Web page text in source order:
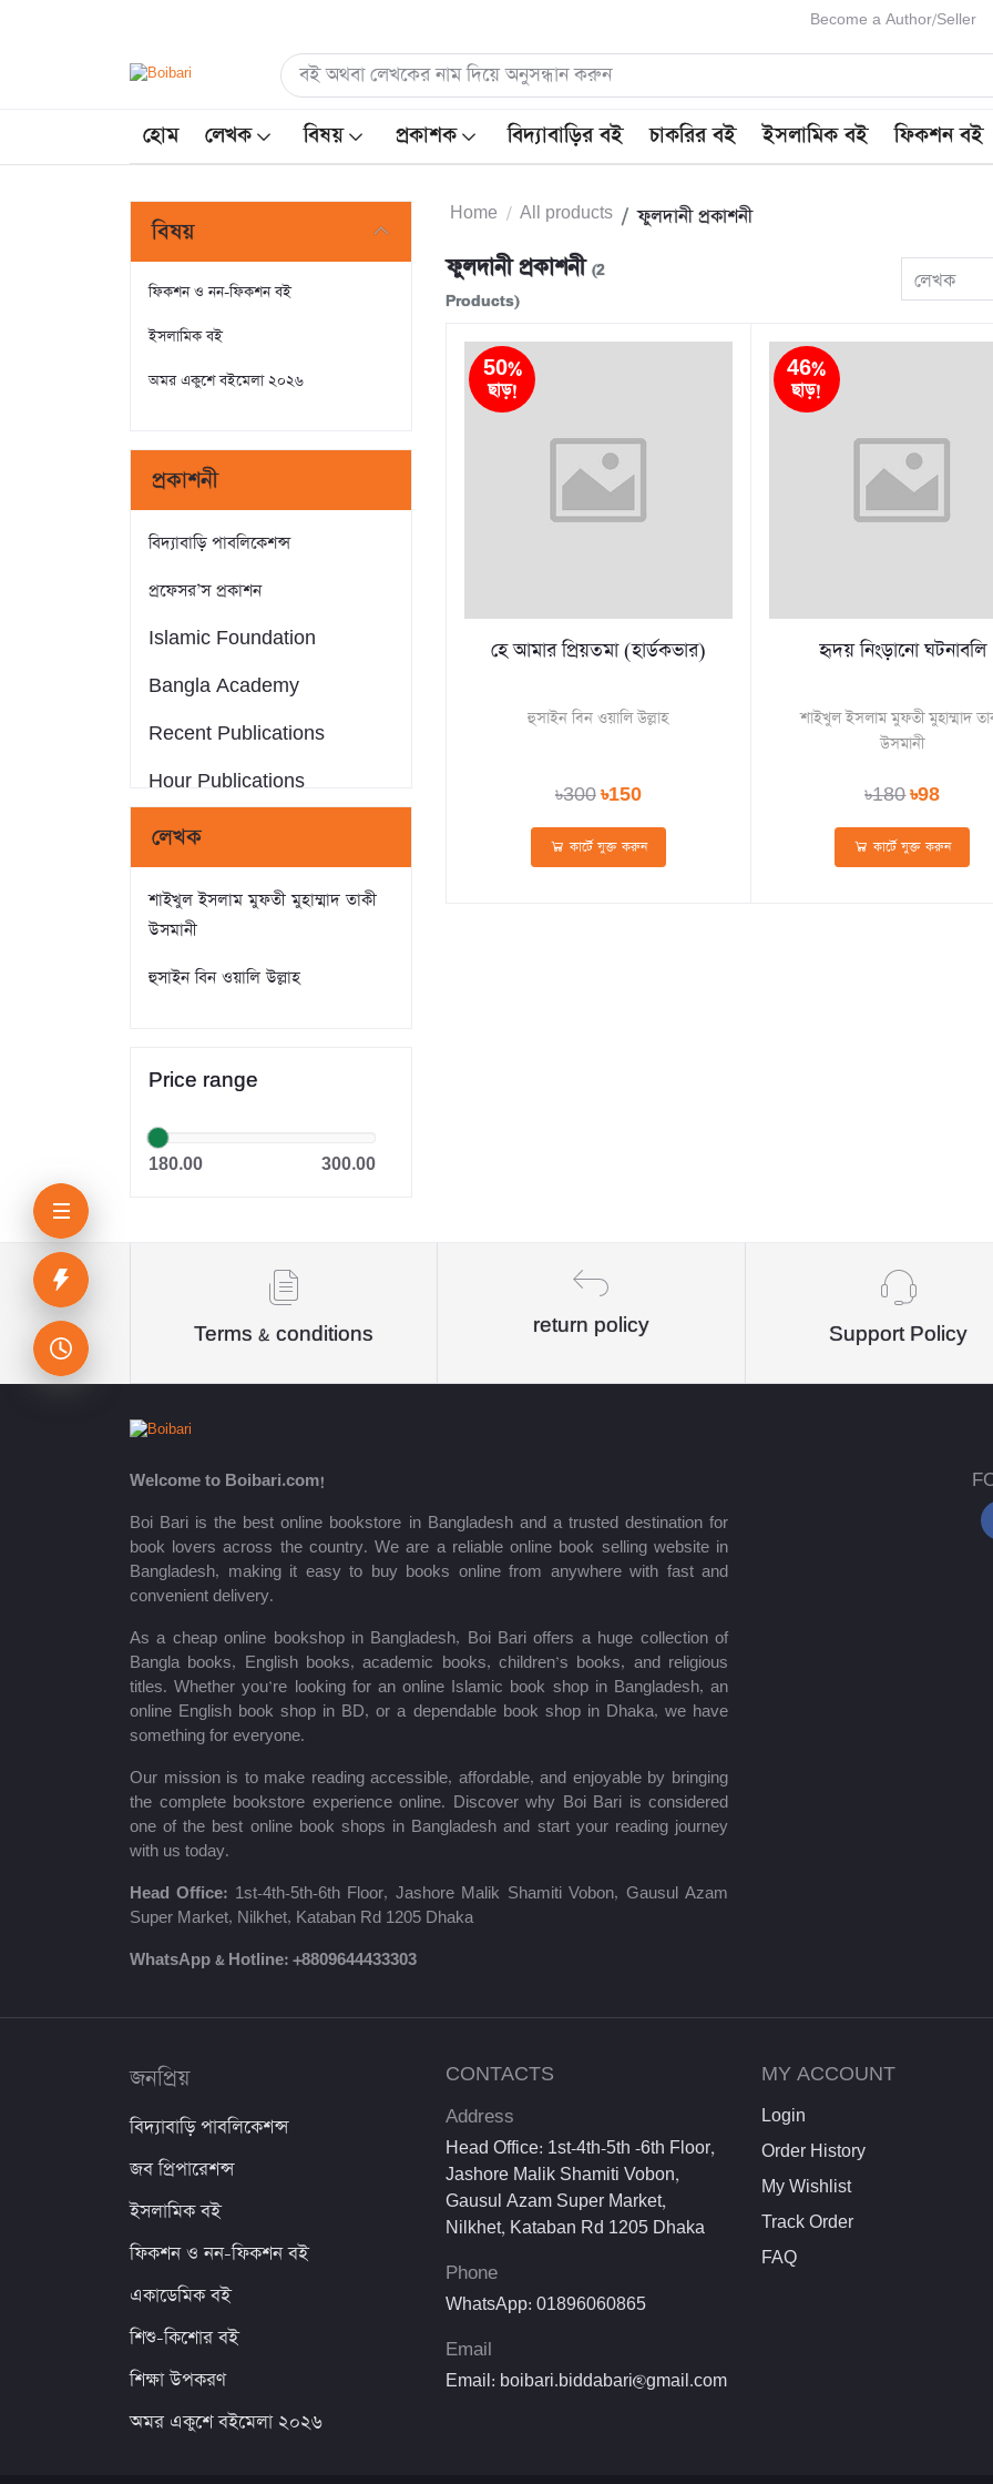
Become a Author/Seller
হোম লেখক বিষয় প্রকাশক বিদ্যাবাড়ির বই চাকরির বই ইসলামিক বই ফিকশন বই
বিষয়
ফিকশন ও নন-ফিকশন বই
ইসলামিক বই
অমর একুশে বইমেলা ২০২৬
প্রকাশনী
বিদ্যাবাড়ি পাবলিকেশন্স
প্রফেসর’স প্রকাশন
Islamic Foundation
Bangla Academy
Recent Publications
Hour Publications
Eminent Publications
আস-সুন্নাহ পাবলিকেশন্স
Crack Publications
মানহাল পাবলিকেশন
অন্বেষা প্রকাশন
Panjeri Publications Limited
Infinity Publication
ধরলা পাবলিকেশন্স
লিজেন্ড পাবলিকেশন্স
Master Publications
Agrodoot & Company
কথাপ্রকাশ
সাইকা পাবলিকেশন্স
রাইয়ান প্রকাশন
কাকলী প্রকাশনী
অ্যাসিওরেন্স পাবলিকেশন্স
Saifurs Educatin bd
ব্যতিক্রম পাবলিকেশন্স
দাঁড়িকমা প্রকাশনী
Koli Prokashoni
মুক্তদেশ প্রকাশন
নবকথন প্রকাশনী
লেখক
শাইখুল ইসলাম মুফতী মুহাম্মাদ তাকী
উসমানী
হুসাইন বিন ওয়ালি উল্লাহ
Price range
180.00 300.00
Home All products ফুলদানী প্রকাশনী
ফুলদানী প্রকাশনী (2
Products)
লেখক
50%
ছাড়!
হে আমার প্রিয়তমা (হার্ডকভার)
হুসাইন বিন ওয়ালি উল্লাহ
৳300৳150
কার্টে যুক্ত করুন
46%
ছাড়!
হৃদয় নিংড়ানো ঘটনাবলি
শাইখুল ইসলাম মুফতী মুহাম্মাদ
উসমানী
৳180৳98
কার্টে যুক্ত করুন
Terms & conditions return policy Support Policy
Welcome to Boibari.com!
Boi Bari is the best online bookstore in Bangladesh and a trusted destination for
book lovers across the country. We are a reliable online book selling website in
Bangladesh, making it easy to buy books online from anywhere with fast and
convenient delivery.
As a cheap online bookshop in Bangladesh, Boi Bari offers a huge collection of
Bangla books, English books, academic books, children’s books, and religious
titles. Whether you’re looking for an online Islamic book shop in Bangladesh, an
online English book shop in BD, or a dependable book shop in Dhaka, we have
something for everyone.
Our mission is to make reading accessible, affordable, and enjoyable by bringing
the complete bookstore experience online. Discover why Boi Bari is considered
one of the best online book shops in Bangladesh and start your reading journey
with us today.
Head Office: 1st-4th-5th-6th Floor, Jashore Malik Shamiti Vobon, Gausul Azam
Super Market, Nilkhet, Kataban Rd 1205 Dhaka
WhatsApp & Hotline: +8809644433303
জনপ্রিয়
বিদ্যাবাড়ি পাবলিকেশন্স
জব প্রিপারেশন্স
ইসলামিক বই
ফিকশন ও নন-ফিকশন বই
একাডেমিক বই
শিশু-কিশোর বই
শিক্ষা উপকরণ
অমর একুশে বইমেলা ২০২৬
CONTACTS
Address
Head Office: 1st-4th-5th -6th Floor,
Jashore Malik Shamiti Vobon,
Gausul Azam Super Market,
Nilkhet, Kataban Rd 1205 Dhaka
Phone
WhatsApp: 01896060865
Email
Email: boibari.biddabari@gmail.com
MY ACCOUNT
Login
Order History
My Wishlist
Track Order
FAQ